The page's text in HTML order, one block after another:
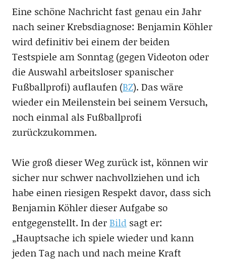
Eine schöne Nachricht fast genau ein Jahr
nach seiner Krebsdiagnose: Benjamin Köhler
wird definitiv bei einem der beiden
Testspiele am Sonntag (gegen Videoton oder
die Auswahl arbeitsloser spanischer
Fußballprofi) auflaufen (BZ). Das wäre
wieder ein Meilenstein bei seinem Versuch,
noch einmal als Fußballprofi
zurückzukommen.
Wie groß dieser Weg zurück ist, können wir
sicher nur schwer nachvollziehen und ich
habe einen riesigen Respekt davor, dass sich
Benjamin Köhler dieser Aufgabe so
entgegenstellt. In derBildsagt er:
„Hauptsache ich spiele wieder und kann
jeden Tag nach und nach meine Kraft